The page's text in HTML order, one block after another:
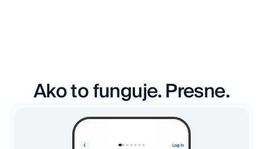
Ako to funguje. Presne.